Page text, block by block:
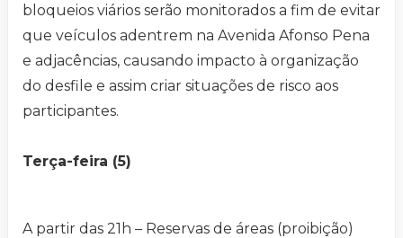
bloqueios viários serão monitorados a fim de evitar
que veículos adentrem na Avenida Afonso Pena
e adjacências, causando impacto à organização
do desfile e assim criar situações de risco aos
participantes.
Terça-feira (5)
A partir das 21h – Reservas de áreas (proibição)